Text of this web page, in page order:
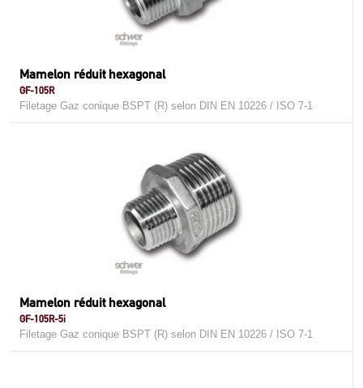
Mamelon réduit hexagonal
GF-105R
Filetage Gaz conique BSPT (R) selon DIN EN 10226 / ISO 7-1
Mamelon réduit hexagonal
GF-105R-5i
Filetage Gaz conique BSPT (R) selon DIN EN 10226 / ISO 7-1